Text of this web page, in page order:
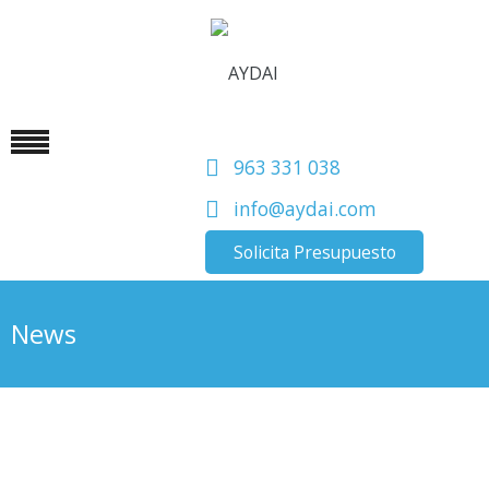
963 331 038
info@aydai.com
Solicita Presupuesto
News